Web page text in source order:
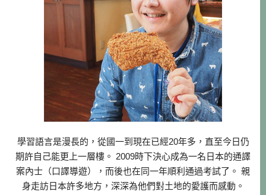
學習語言是漫長的，從國一到現在已經20年多，直至今日仍
期許自己能更上一層樓。 2009時下決心成為一名日本的通譯
案內士（口譯導遊），而後也在同一年順利通過考試了。 親
身走訪日本許多地方，深深為他們對土地的愛護而感動。